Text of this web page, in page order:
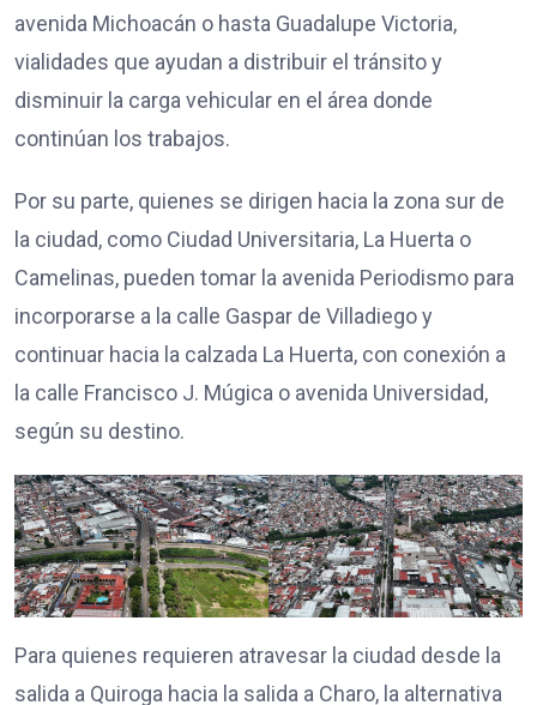
avenida Michoacán o hasta Guadalupe Victoria,
vialidades que ayudan a distribuir el tránsito y
disminuir la carga vehicular en el área donde
continúan los trabajos.
Por su parte, quienes se dirigen hacia la zona sur de
la ciudad, como Ciudad Universitaria, La Huerta o
Camelinas, pueden tomar la avenida Periodismo para
incorporarse a la calle Gaspar de Villadiego y
continuar hacia la calzada La Huerta, con conexión a
la calle Francisco J. Múgica o avenida Universidad,
según su destino.
Para quienes requieren atravesar la ciudad desde la
salida a Quiroga hacia la salida a Charo, la alternativa